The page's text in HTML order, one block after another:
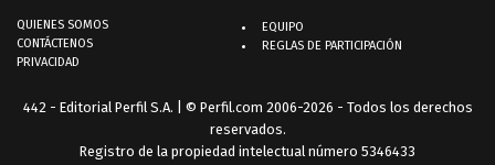
QUIENES SOMOS
CONTÁCTENOS
PRIVACIDAD
EQUIPO
REGLAS DE PARTICIPACIÓN
442 - Editorial Perfil S.A. | © Perfil.com 2006-2026 - Todos los derechos
reservados.
Registro de la propiedad intelectual número 5346433